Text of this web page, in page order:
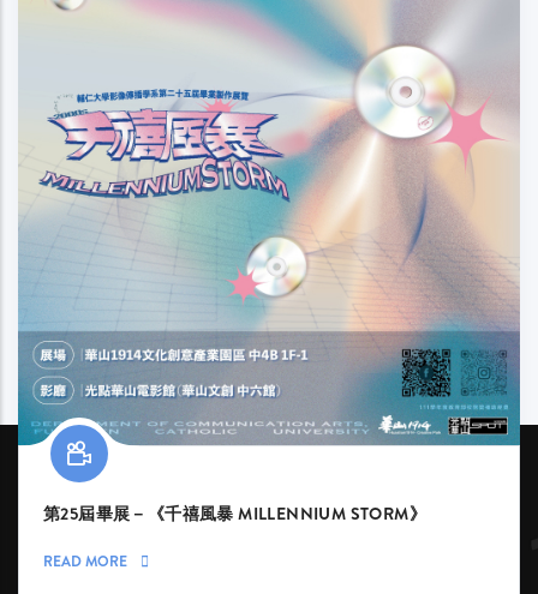
第25屆畢展－《千禧風暴 MILLENNIUM STORM》
READ MORE